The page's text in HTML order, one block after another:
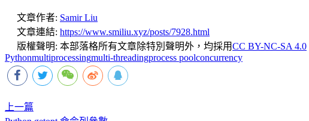
文章作者: Samir Liu
文章連結: https://www.smiliu.xyz/posts/7928.html
版權聲明: 本部落格所有文章除特別聲明外，均採用CC BY-NC-SA 4.0
Pythonmultiprocessingmulti-threadingprocess poolconcurrency
上一篇